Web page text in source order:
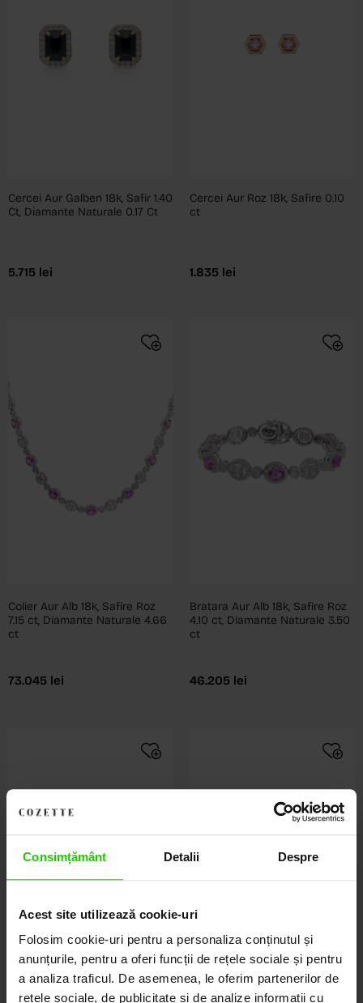
Consimțământ Detalii Despre
Acest site utilizează cookie-uri
Folosim cookie-uri pentru a personaliza conținutul și
anunțurile, pentru a oferi funcții de rețele sociale și pentru
a analiza traficul. De asemenea, le oferim partenerilor de
rețele sociale, de publicitate și de analize informații cu
Cercei Aur Galben 18k, Safir 1.40
Ct, Diamante Naturale 0.17 Ct
5.715 lei
Cercei Aur Roz 18k, Safire 0.10
ct
1.835 lei
Colier Aur Alb 18k, Safire Roz
7.15 ct, Diamante Naturale 4.66
ct
73.045 lei
Bratara Aur Alb 18k, Safire Roz
4.10 ct, Diamante Naturale 3.50
ct
46.205 lei